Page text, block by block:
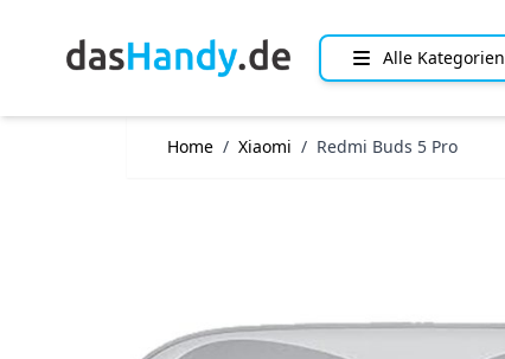
Alle Kategorien
Home / Xiaomi / Redmi Buds 5 Pro